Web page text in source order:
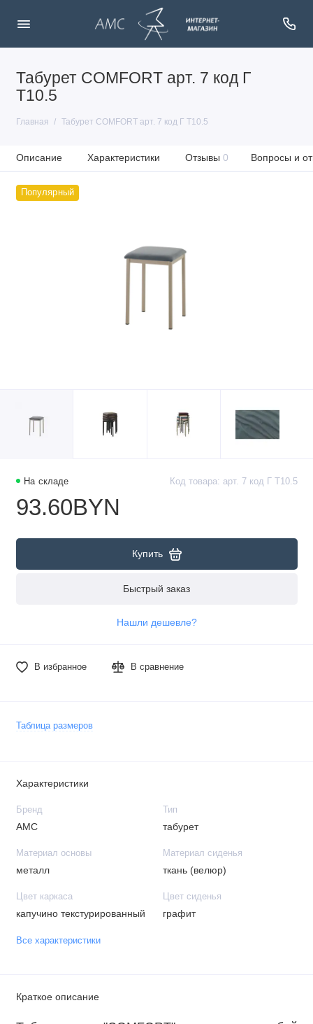
Табурет COMFORT арт. 7 код Г
Т10.5
Главная Табурет COMFORT арт. 7 код Г Т10.5
Описание Характеристики Отзывы 0 Вопросы и
Популярный
На складе Код товара: арт. 7 код Г Т10.5
93.60BYN
Купить
Быстрый заказ
Нашли дешевле?
В избранное В сравнение
Таблица размеров
Характеристики
Бренд
АМС
Тип
табурет
Материал основы
металл
Материал сиденья
ткань (велюр)
Цвет каркаса
капучино текстурированный
Цвет сиденья
графит
Все характеристики
Краткое описание